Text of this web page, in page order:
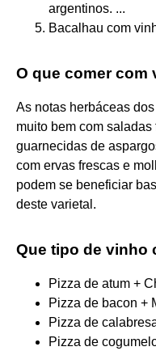
argentinos. ...
Bacalhau com
O que comer com
As notas herbáceas
muito bem com
guarnecidas de
com ervas frescas e
podem se beneficiar
deste varietal.
Que tipo de vinho
Pizza de atum +
Pizza de bacon +
Pizza de
Pizza de